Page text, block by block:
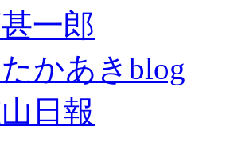
一郎
かあきblog
日報